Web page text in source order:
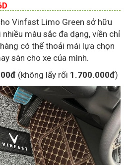
Vinfast Limo Green sở hữu
màu sắc đa dạng, viền chỉ
có thể thoải mái lựa chọn
sàn cho xe của mình.
(không lấy rối 1.700.000đ)